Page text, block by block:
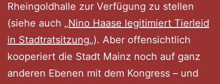
Rheingoldhalle zur Verfügung zu stellen
(siehe auch „Nino Haase legitimiert Tierleid
in Stadtratsitzung„). Aber offensichtlich
kooperiert die Stadt Mainz noch auf ganz
anderen Ebenen mit dem Kongress – und